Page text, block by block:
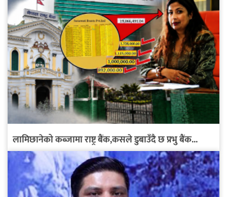
लामिछानेको कब्जामा राष्ट्र बैंक,कसले डुबाउँदै छ प्रभु बैंक...